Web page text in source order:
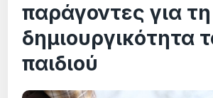
παράγοντες για τη
δημιουργικότητα
παιδιού